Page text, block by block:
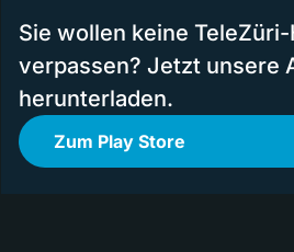
Sie wollen keine
verpassen? Jetzt unsere
herunterladen.
Zum Play Store